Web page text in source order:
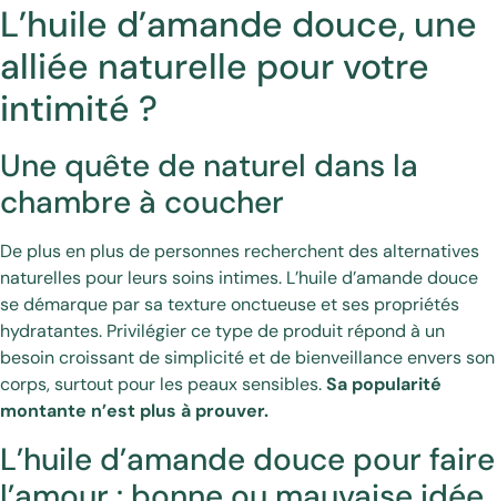
L’huile d’amande douce, une
alliée naturelle pour votre
intimité ?
Une quête de naturel dans la
chambre à coucher
De plus en plus de personnes recherchent des alternatives
naturelles pour leurs soins intimes. L’huile d’amande douce
se démarque par sa texture onctueuse et ses propriétés
hydratantes. Privilégier ce type de produit répond à un
besoin croissant de simplicité et de bienveillance envers son
corps, surtout pour les peaux sensibles.Sa popularité
montante n’est plus à prouver.
L’huile d’amande douce pour faire